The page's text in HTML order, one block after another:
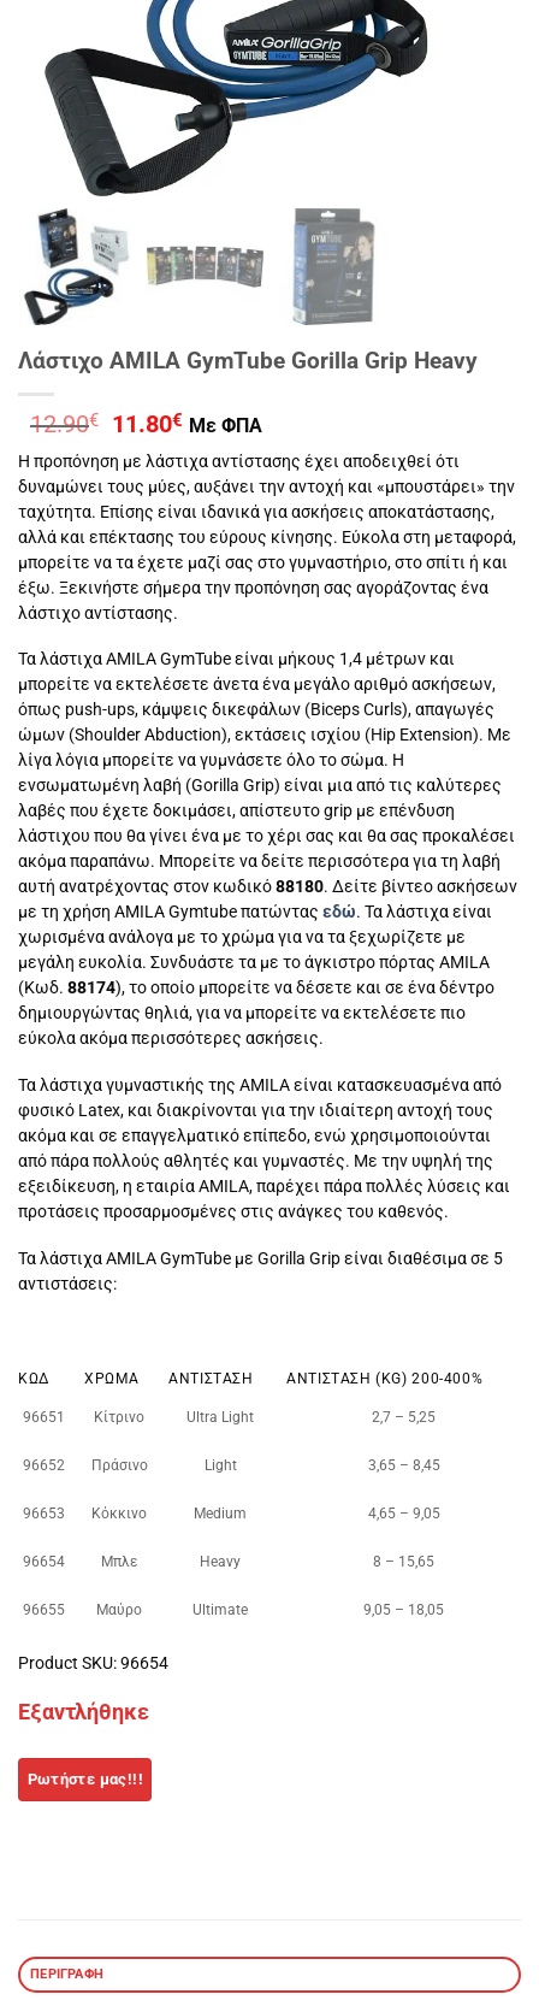
Λάστιχο AMILA GymTube Gorilla Grip Heavy
12.90€
Original
price
was:
12.90€.
11.80€ Η
τρέχουσα
τιμή
είναι:
11.80€.
Με ΦΠΑ
Η προπόνηση με λάστιχα αντίστασης έχει αποδειχθεί ότι
δυναμώνει τους μύες, αυξάνει την αντοχή και «μπουστάρει» την
ταχύτητα. Επίσης είναι ιδανικά για ασκήσεις αποκατάστασης,
αλλά και επέκτασης του εύρους κίνησης. Εύκολα στη μεταφορά,
μπορείτε να τα έχετε μαζί σας στο γυμναστήριο, στο σπίτι ή και
έξω. Ξεκινήστε σήμερα την προπόνηση σας αγοράζοντας ένα
λάστιχο αντίστασης.
Τα λάστιχα AMILA GymTube είναι μήκους 1,4 μέτρων και
μπορείτε να εκτελέσετε άνετα ένα μεγάλο αριθμό ασκήσεων,
όπως push-ups, κάμψεις δικεφάλων (Biceps Curls), απαγωγές
ώμων (Shoulder Abduction), εκτάσεις ισχίου (Hip Extension). Με
λίγα λόγια μπορείτε να γυμνάσετε όλο το σώμα. Η
ενσωματωμένη λαβή (Gorilla Grip) είναι μια από τις καλύτερες
λαβές που έχετε δοκιμάσει, απίστευτο grip με επένδυση
λάστιχου που θα γίνει ένα με το χέρι σας και θα σας προκαλέσει
ακόμα παραπάνω. Μπορείτε να δείτε περισσότερα για τη λαβή
αυτή ανατρέχοντας στον κωδικό88180. Δείτε βίντεο ασκήσεων
με τη χρήση AMILA Gymtube πατώντας εδώ. Τα λάστιχα είναι
χωρισμένα ανάλογα με το χρώμα για να τα ξεχωρίζετε με
μεγάλη ευκολία. Συνδυάστε τα με το άγκιστρο πόρτας AMILA
(Κωδ. 88174), το οποίο μπορείτε να δέσετε και σε ένα δέντρο
δημιουργώντας θηλιά, για να μπορείτε να εκτελέσετε πιο
εύκολα ακόμα περισσότερες ασκήσεις.
Τα λάστιχα γυμναστικής της AMILA είναι κατασκευασμένα από
φυσικό Latex, και διακρίνονται για την ιδιαίτερη αντοχή τους
ακόμα και σε επαγγελματικό επίπεδο, ενώ χρησιμοποιούνται
από πάρα πολλούς αθλητές και γυμναστές. Με την υψηλή της
εξειδίκευση, η εταιρία AMILA, παρέχει πάρα πολλές λύσεις και
προτάσεις προσαρμοσμένες στις ανάγκες του καθενός.
Τα λάστιχα AMILA GymTube με Gorilla Grip είναι διαθέσιμα σε 5
αντιστάσεις:
ΚΩΔ ΧΡΏΜΑ ΑΝΤΊΣΤΑΣΗ ΑΝΤΊΣΤΑΣΗ (KG) 200-400%
96651 Κίτρινο Ultra Light 2,7 – 5,25
96652 Πράσινο Light 3,65 – 8,45
96653 Κόκκινο Medium 4,65 – 9,05
96654 Μπλε Heavy 8 – 15,65
96655 Μαύρο Ultimate 9,05 – 18,05
Product SKU: 96654
Εξαντλήθηκε
ΠΕΡΙΓΡΑΦΉ